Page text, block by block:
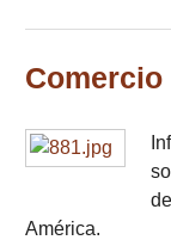
Comercio
América.